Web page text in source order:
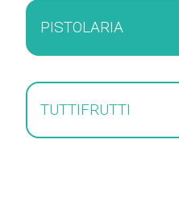
PISTOLARIA
TUTTIFRUTTI